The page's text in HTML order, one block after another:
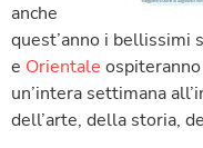
anche
quest’anno i bellissimi
e Orientale
un’intera settimana
dell’arte, della storia,